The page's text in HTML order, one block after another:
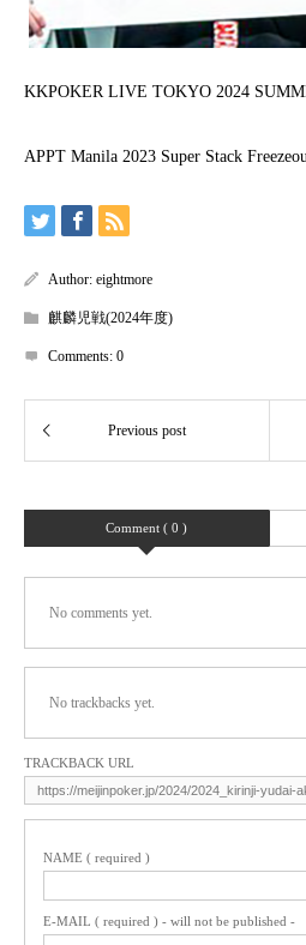
KKPOKER LIVE TOKYO 2024
APPT Manila 2023 Super Stack
Author: eightmore
麒麟児戦(2024年度)
Comments: 0
Comment ( 0 )
No comments yet.
No trackbacks yet.
TRACKBACK URL
NAME ( required )
E-MAIL ( required ) - will not be published -